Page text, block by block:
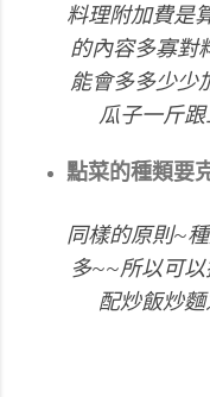
料理附加費是
的內容多寡對
能會多多少少
瓜子一斤
點菜的種類要
同樣的原則~
多~~所以可
配炒飯炒麵